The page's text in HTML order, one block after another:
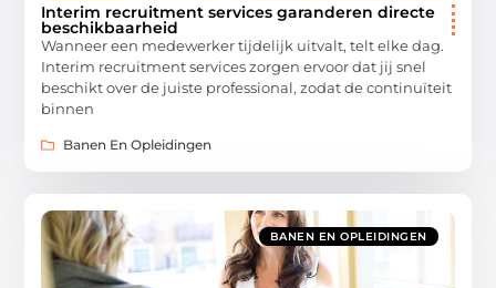
Interim recruitment services garanderen directe
beschikbaarheid
Wanneer een medewerker tijdelijk uitvalt, telt elke dag.
Interim recruitment services zorgen ervoor dat jij snel
beschikt over de juiste professional, zodat de continuïteit
binnen
Banen En Opleidingen
BANEN EN OPLEIDINGEN